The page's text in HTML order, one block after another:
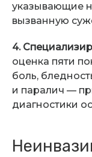
указывающие
вызванную
4.
оценка пяти
боль,
и паралич —
диагностики